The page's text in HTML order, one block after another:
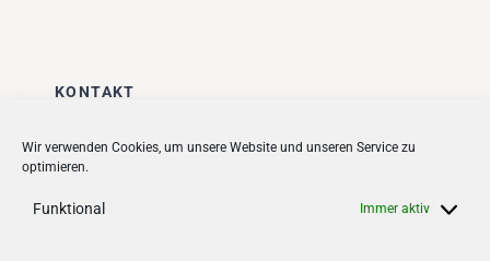
Wir verwenden Cookies, um unsere Website und unseren Service zu
optimieren.
Funktional Immer aktiv
KONTAKT
Stadt + Handel City- und
Quartiersmanagement